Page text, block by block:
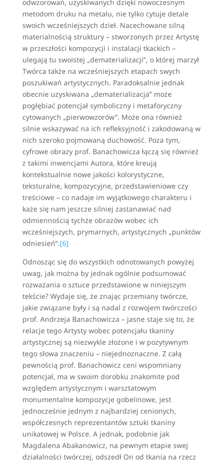
odwzorowań, uzyskiwanych dzięki nowoczesnym
metodom druku na metalu, nie tylko cytuje detale
swoich wcześniejszych dzieł. Nacechowane silną
materialnością struktury – stworzonych przez Artystę
w przeszłości kompozycji i instalacji tkackich –
ulegają tu swoistej „dematerializacji”, o której marzył
Twórca także na wcześniejszych etapach swych
poszukiwań artystycznych. Paradoksalnie jednak
obecnie uzyskiwana „dematerializacja” może
pogłębiać potencjał symboliczny i metaforyczny
cytowanych „pierwowzorów”. Może ona również
silnie wskazywać na ich refleksyjność i zakodowaną w
nich szeroko pojmowaną duchowość. Poza tym,
cyfrowe obrazy prof. Banachowicza łączą się również
z takimi inwencjami Autora, które kreują
kontekstualnie nowe jakości kolorystyczne,
teksturalne, kompozycyjne, przedstawieniowe czy
treściowe – co nadaje im wyjątkowego charakteru i
każe się nam jeszcze silniej zastanawiać nad
odmiennością tychże obrazów wobec ich
wcześniejszych, prymarnych, artystycznych „punktów
odniesień”.[6]
Odnosząc się do wszystkich odnotowanych powyżej
uwag, jak można by jednak ogólnie podsumować
rozważania o sztuce przedstawione w niniejszym
tekście? Wydaje się, że znając przemiany twórcze,
jakie związane były i są nadal z rozwojem twórczości
prof. Andrzeja Banachowicza – jasne staje się to, że
relacje tego Artysty wobec potencjału tkaniny
artystycznej są niezwykle złożone i w pozytywnym
tego słowa znaczeniu – niejednoznaczne. Z całą
pewnością prof. Banachowicz ceni wspomniany
potencjał, ma w swoim dorobku znakomite pod
względem artystycznym i warsztatowym
monumentalne kompozycje gobelinowe, jest
jednocześnie jednym z najbardziej cenionych,
współczesnych reprezentantów sztuki tkaniny
unikatowej w Polsce. A jednak, podobnie jak
Magdalena Abakanowicz, na pewnym etapie swej
działalności twórczej, odszedł On od tkania na rzecz